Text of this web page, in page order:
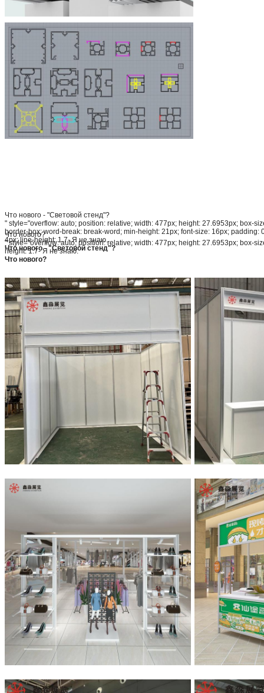
Что нового - "Световой стенд"?
" style="overflow: auto; position: relative; width: 477px; height: 27.6953px; box-
border-box; word-break: break-word; min-height: 21px; font-size: 16px; padding:
4px; line-height: 1.7- Я не знаю.
Что нового - "Световой стенд"?
Что нового?
" style="overflow: auto; position: relative; width: 477px; height: 27.6953px; box-
height: 1.7- Я не знаю.
Что нового?